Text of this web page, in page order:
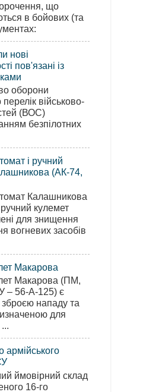
що
в бойових (та
нові
пов'язані із
оборони
військово-
(ВОС)
безпілотних
і ручний
(АК-74,
Калашникова
кулемет
для знищення
вогневих засобів
Макарова
Макарова (ПМ,
– 56-А-125) є
нападу та
для
армійського
ймовірний склад
16-го